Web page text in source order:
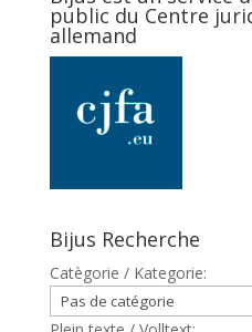
public du Centre
allemand
Bijus Recherche
Catègorie / Kategorie: